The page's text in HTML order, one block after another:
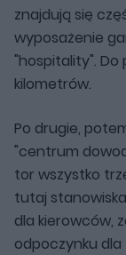
znajdują się
wyposażenie
"hospitality". Do
kilometrów.
Po drugie,
"centrum
tor wszystko
tutaj
dla kierowców,
odpoczynku dla